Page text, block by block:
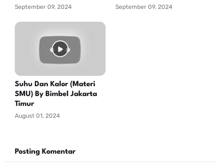
September 09, 2024 September 09, 2024
Suhu Dan Kalor (Materi
SMU) By Bimbel Jakarta
Timur
August 01, 2024
Posting Komentar